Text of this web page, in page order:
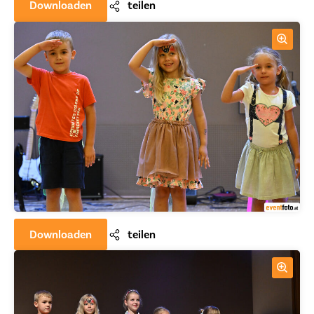
Downloaden teilen
Downloaden teilen